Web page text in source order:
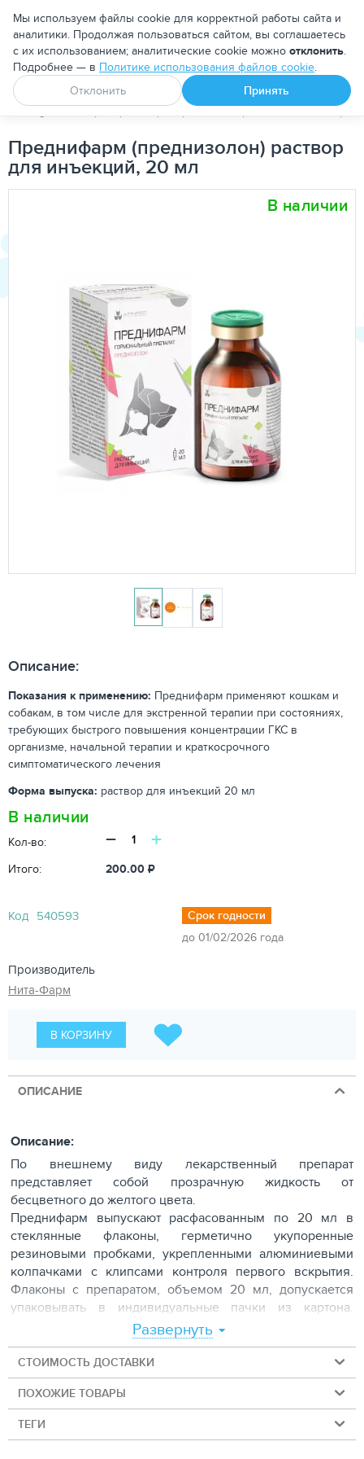
Москва
Апоквел Ветмедин От блох и клещей
PetDog Ветеринарные препараты Гормональные
Преднифарм (преднизолон) раствор
для инъекций, 20 мл
В наличии
Описание:
Показания к применению: Преднифарм применяют кошкам и
собакам, в том числе для экстренной терапии при состояниях,
требующих быстрого повышения концентрации ГКС в
организме, начальной терапии и краткосрочного
симптоматического лечения
Форма выпуска: раствор для инъекций 20 мл
В наличии
Кол-во: − +
Итого: 200.00 ₽
Код 540593
Срок годности
до 01/02/2026 года
Производитель
Нита-Фарм
В КОРЗИНУ
ОПИСАНИЕ
Описание:
По внешнему виду лекарственный препарат
представляет собой прозрачную жидкость от
бесцветного до желтого цвета.
Преднифарм выпускают расфасованным по 20 мл в
стеклянные флаконы, герметично укупоренные
резиновыми пробками, укрепленными алюминиевыми
колпачками с клипсами контроля первого вскрытия.
Флаконы с препаратом, объемом 20 мл, допускается
упаковывать в индивидуальные пачки из картона.
Каждую потребительскую упаковку снабжают
инструкциейпо применению препарата.
Фармакологические свойства
Преднизолон – синтетическое глюкокортикоидное
средство, дегидрированный аналог гидрокортизона.
Оказывает противовоспалительное,
противоаллергическое, иммунодепрессивное,
Развернуть
СТОИМОСТЬ ДОСТАВКИ
ПОХОЖИЕ ТОВАРЫ
ТЕГИ
Мы используем файлы cookie для корректной работы сайта и
аналитики. Продолжая пользоваться сайтом, вы соглашаетесь
с их использованием; аналитические cookie можно отклонить.
Подробнее — в Политике использования файлов cookie.
Отклонить
Принять